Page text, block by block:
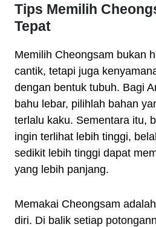
Tips Memilih
Tepat
Memilih Cheongsam bukan
cantik, tetapi juga
dengan bentuk tubuh. Bagi
bahu lebar, pilihlah bahan
terlalu kaku. Sementara itu,
ingin terlihat lebih tinggi,
sedikit lebih tinggi dapat
yang lebih panjang.
Memakai Cheongsam
diri. Di balik setiap